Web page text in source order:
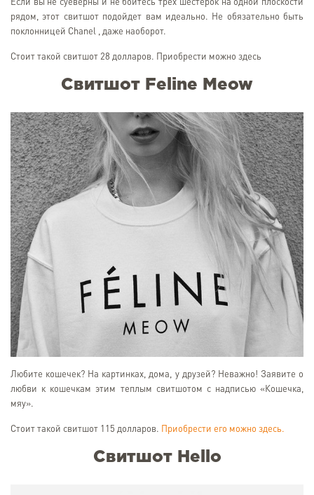
Если вы не суеверны и не боитесь трех шестерок на одной плоскости
рядом, этот свитшот подойдет вам идеально. Не обязательно быть
поклонницей Chanel , даже наоборот.
Стоит такой свитшот 28 долларов. Приобрести можно здесь
Свитшот Feline Meow
Любите кошечек? На картинках, дома, у друзей? Неважно! Заявите о
любви к кошечкам этим теплым свитшотом с надписью «Кошечка,
мяу».
Стоит такой свитшот 115 долларов. Приобрести его можно здесь.
Свитшот Hello